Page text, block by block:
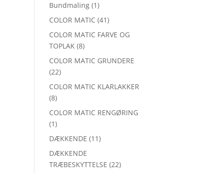
Bundmaling (1)
COLOR MATIC (41)
COLOR MATIC FARVE OG
TOPLAK (8)
COLOR MATIC GRUNDERE
(22)
COLOR MATIC KLARLAKKER
(8)
COLOR MATIC RENGØRING
(1)
DÆKKENDE (11)
DÆKKENDE
TRÆBESKYTTELSE (22)